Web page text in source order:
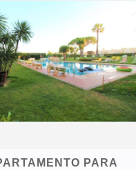
PARA